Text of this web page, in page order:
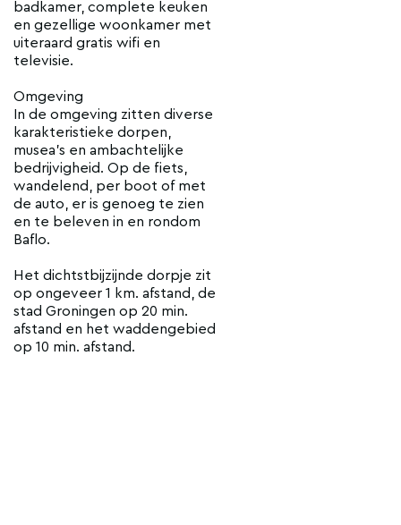
badkamer, complete keuken
en gezellige woonkamer met
uiteraard gratis wifi en
televisie.
Omgeving
In de omgeving zitten diverse
karakteristieke dorpen,
musea's en ambachtelijke
bedrijvigheid. Op de fiets,
wandelend, per boot of met
de auto, er is genoeg te zien
en te beleven in en rondom
Baflo.
Het dichtstbijzijnde dorpje zit
op ongeveer 1 km. afstand, de
stad Groningen op 20 min.
afstand en het waddengebied
op 10 min. afstand.